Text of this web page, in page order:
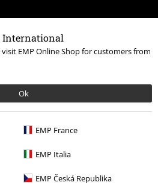
International
visit EMP Online Shop for customers from
Ok
EMP France
EMP Italia
EMP Česká Republika
er klar til at hjælpe
kl. 09:00 - 14:00.Mere information